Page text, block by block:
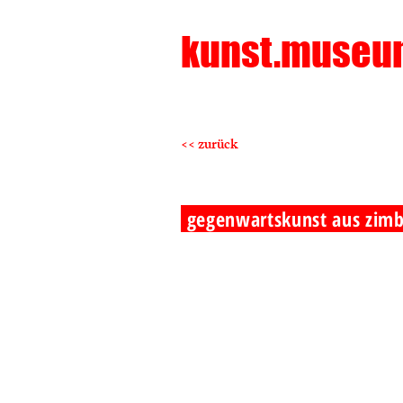
<< zurück
gegenwartskunst aus